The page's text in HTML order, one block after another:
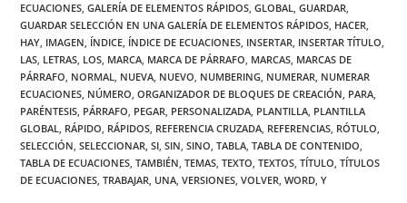
ECUACIONES, GALERÍA DE ELEMENTOS RÁPIDOS, GLOBAL, GUARDAR,
GUARDAR SELECCIÓN EN UNA GALERÍA DE ELEMENTOS RÁPIDOS, HACER,
HAY, IMAGEN, ÍNDICE, ÍNDICE DE ECUACIONES, INSERTAR, INSERTAR TÍTULO,
LAS, LETRAS, LOS, MARCA, MARCA DE PÁRRAFO, MARCAS, MARCAS DE
PÁRRAFO, NORMAL, NUEVA, NUEVO, NUMBERING, NUMERAR, NUMERAR
ECUACIONES, NÚMERO, ORGANIZADOR DE BLOQUES DE CREACIÓN, PARA,
PARÉNTESIS, PÁRRAFO, PEGAR, PERSONALIZADA, PLANTILLA, PLANTILLA
GLOBAL, RÁPIDO, RÁPIDOS, REFERENCIA CRUZADA, REFERENCIAS, RÓTULO,
SELECCIÓN, SELECCIONAR, SI, SIN, SINO, TABLA, TABLA DE CONTENIDO,
TABLA DE ECUACIONES, TAMBIÉN, TEMAS, TEXTO, TEXTOS, TÍTULO, TÍTULOS
DE ECUACIONES, TRABAJAR, UNA, VERSIONES, VOLVER, WORD, Y